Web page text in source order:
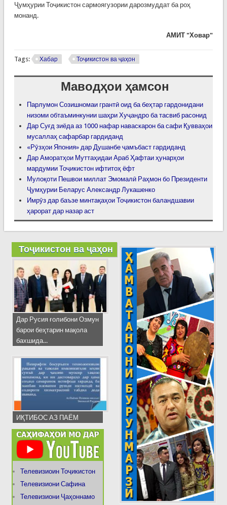
Ҷумҳурии Тоҷикистон сармоягузории дарозмуддат ба роҳ
монанд.
АМИТ "Ховар"
Tags: Хабар Тоҷикистон ва ҷаҳон
Маводҳои ҳамсон
Парлумон Созишномаи грантӣ оид ба беҳтар гардонидани
низоми обтаъминкунии шаҳри Хуҷандро ба тасвиб расонид
Дар Суғд зиёда аз 1000 нафар наваскарон ба сафи Қувваҳои
мусаллаҳ сафарбар гардиданд
«Рӯзҳои Япония» дар Душанбе ҷамъбаст гардиданд
Дар Аморатҳои Муттаҳидаи Араб Ҳафтаи ҳунарҳои
мардумии Тоҷикистон ифтитоҳ ёфт
Мулоқоти Пешвои миллат Эмомалӣ Раҳмон бо Президенти
Ҷумҳурии Беларус Александр Лукашенко
Имрӯз дар баъзе минтақаҳои Тоҷикистон баландшавии
ҳарорат дар назар аст
Тоҷикистон ва ҷаҳон
Дар Русия ғолибони Озмун
барои беҳтарин мақола
бахшида...
ИҚТИБОС АЗ ПАЁМ
Телевизиоин Тоҷикистон
Телевизиони Сафина
Телевизиони Ҷаҳоннамо